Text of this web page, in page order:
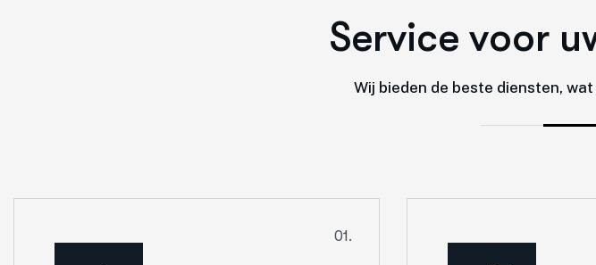
Service voor u
Wij bieden de beste diensten,
01.